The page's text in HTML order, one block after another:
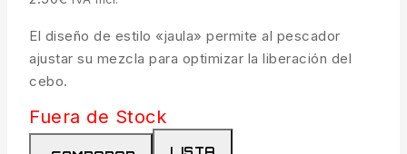
El diseño de estilo «jaula» permite al pescador
ajustar su mezcla para optimizar la liberación del
cebo.
Fuera de Stock